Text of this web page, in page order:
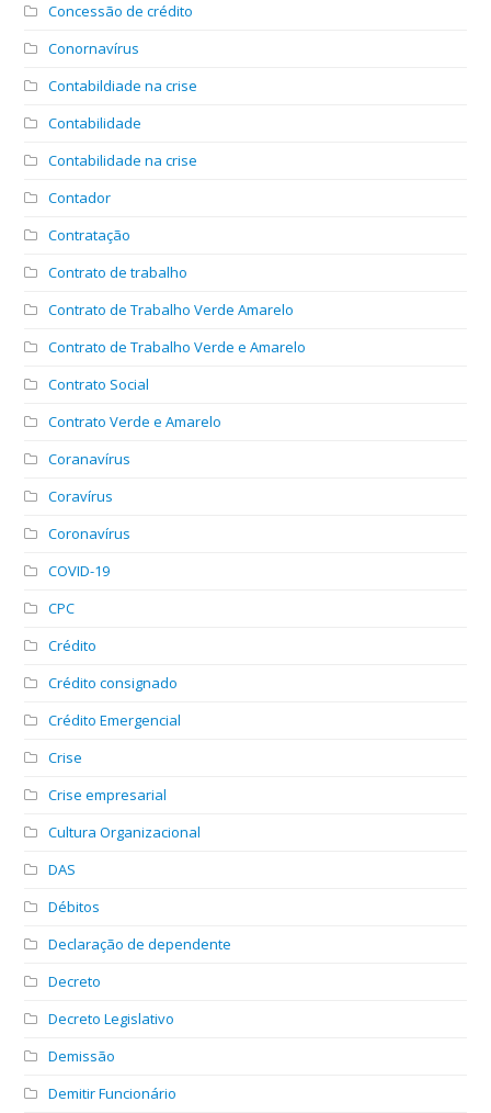
Concessão de crédito
Conornavírus
Contabildiade na crise
Contabilidade
Contabilidade na crise
Contador
Contratação
Contrato de trabalho
Contrato de Trabalho Verde Amarelo
Contrato de Trabalho Verde e Amarelo
Contrato Social
Contrato Verde e Amarelo
Coranavírus
Coravírus
Coronavírus
COVID-19
CPC
Crédito
Crédito consignado
Crédito Emergencial
Crise
Crise empresarial
Cultura Organizacional
DAS
Débitos
Declaração de dependente
Decreto
Decreto Legislativo
Demissão
Demitir Funcionário